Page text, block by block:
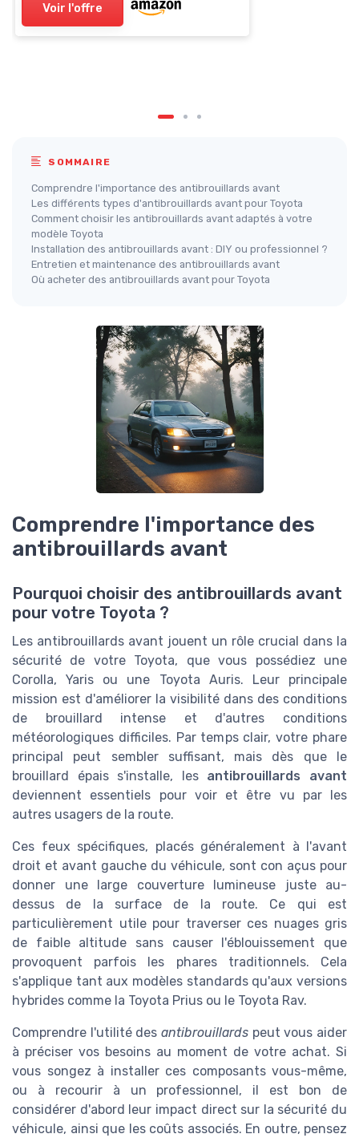
Voir l'offre
SOMMAIRE
Comprendre l'importance des antibrouillards avant
Les différents types d'antibrouillards avant pour Toyota
Comment choisir les antibrouillards avant adaptés à votre
modèle Toyota
Installation des antibrouillards avant : DIY ou professionnel ?
Entretien et maintenance des antibrouillards avant
Où acheter des antibrouillards avant pour Toyota
Comprendre l'importance des
antibrouillards avant
Pourquoi choisir des antibrouillards avant
pour votre Toyota ?
Les antibrouillards avant jouent un rôle crucial dans la
sécurité de votre Toyota, que vous possédiez une
Corolla, Yaris ou une Toyota Auris. Leur principale
mission est d'améliorer la visibilité dans des conditions
de brouillard intense et d'autres conditions
météorologiques difficiles. Par temps clair, votre phare
principal peut sembler suffisant, mais dès que le
brouillard épais s'installe, les antibrouillards avant
deviennent essentiels pour voir et être vu par les
autres usagers de la route.
Ces feux spécifiques, placés généralement à l'avant
droit et avant gauche du véhicule, sont con açus pour
donner une large couverture lumineuse juste au-
dessus de la surface de la route. Ce qui est
particulièrement utile pour traverser ces nuages gris
de faible altitude sans causer l'éblouissement que
provoquent parfois les phares traditionnels. Cela
s'applique tant aux modèles standards qu'aux versions
hybrides comme la Toyota Prius ou le Toyota Rav.
Comprendre l'utilité des antibrouillards peut vous aider
à préciser vos besoins au moment de votre achat. Si
vous songez à installer ces composants vous-même,
ou à recourir à un professionnel, il est bon de
considérer d'abord leur impact direct sur la sécurité du
véhicule, ainsi que les coûts associés. En outre, pensez